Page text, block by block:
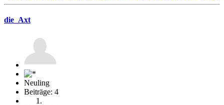
die_Axt
Neuling
Beiträge: 4